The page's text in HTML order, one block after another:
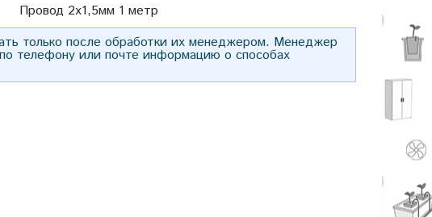
Провод 2х1,5мм 1 метр
только после обработки их менеджером. Менеджер
телефону или почте информацию о способах